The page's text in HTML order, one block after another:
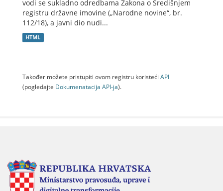
vodi se sukladno odredbama Zakona o Središnjem
registru državne imovine („Narodne novine“, br.
112/18), a javni dio nudi...
HTML
Također možete pristupiti ovom registru koristeći API
(pogledajte Dokumenаtаcijа API-jа).